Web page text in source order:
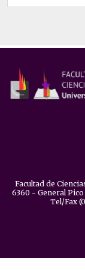
Facultad de
6360 - General
Tel/Fax